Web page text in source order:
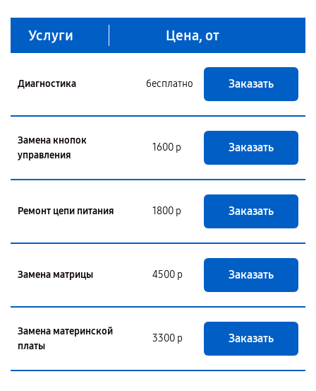
Услуги Цена, от
Диагностика бесплатно Заказать
Замена кнопок
управления
1600 р Заказать
Ремонт цепи питания 1800 р Заказать
Замена матрицы 4500 р Заказать
Замена материнской
платы
3300 р Заказать